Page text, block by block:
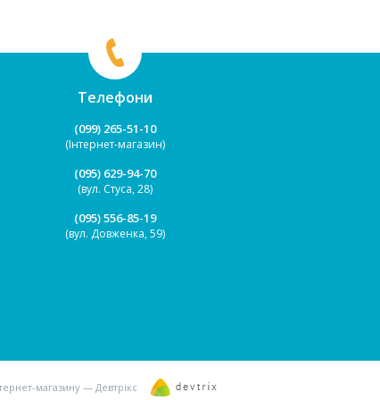
Телефони
(099) 265-51-10
(Інтернет-магазин)
(095) 629-94-70
(вул. Стуса, 28)
(095) 556-85-19
(вул. Довженка, 59)
магазину — Девтрікс